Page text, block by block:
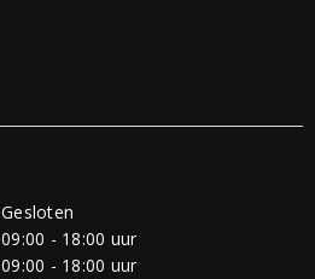
Gesloten
09:00 - 18:00 uur
09:00 - 18:00 uur